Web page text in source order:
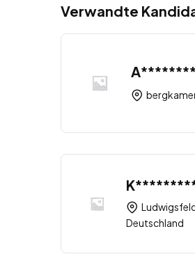
Verwandte
Deutschland